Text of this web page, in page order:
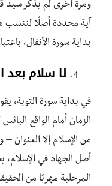
ومرة أخرى لم يذكر
آية محددة أصلًا لننسب
بداية سورة الأنفال،
لا سلام بعد
في بداية سورة التوبة،
الزمان أمام الواقع
من الإسلام إلا العنوان
أصل الجهاد في
المرحلية مهربًا من